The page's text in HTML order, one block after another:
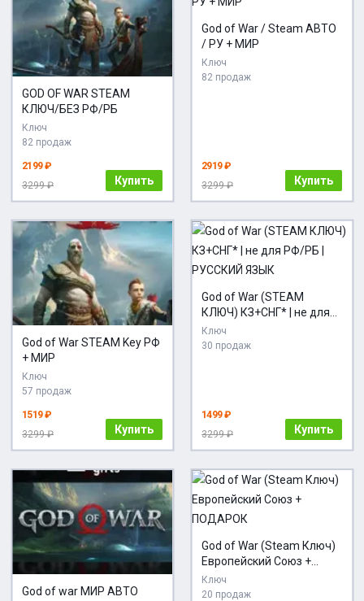
GOD OF WAR STEAM
КЛЮЧ/БЕЗ РФ/РБ
Ключ
82 продаж
2199 ₽
3299 ₽
Купить
God of War / Steam АВТО
/ РУ + МИР
Ключ
82 продаж
2919 ₽
3299 ₽
Купить
God of War STEAM Key РФ
+ МИР
Ключ
57 продаж
1519 ₽
3299 ₽
Купить
God of War (STEAM
КЛЮЧ) КЗ+СНГ* | не для
РФ/РБ | РУССКИЙ ЯЗЫК
Ключ
30 продаж
1499 ₽
3299 ₽
Купить
God of war МИР АВТО
God of War (Steam Ключ)
Европейский Союз +
ПОДАРОК
Ключ
20 продаж